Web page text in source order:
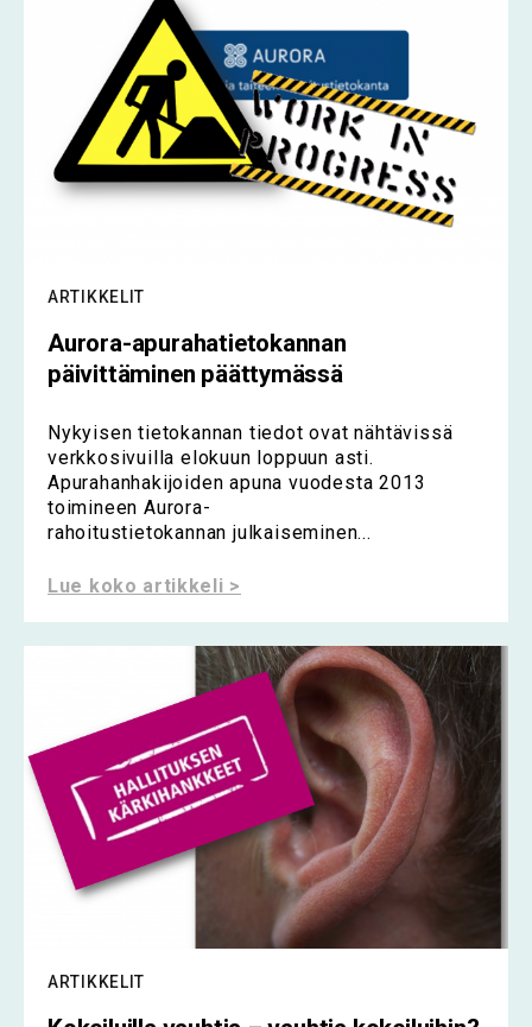
ARTIKKELIT
Aurora-apurahatietokannan
päivittäminen päättymässä
Nykyisen tietokannan tiedot ovat nähtävissä
verkkosivuilla elokuun loppuun asti.
Apurahanhakijoiden apuna vuodesta 2013
toimineen Aurora-
rahoitustietokannan julkaiseminen...
Lue koko artikkeli >
ARTIKKELIT